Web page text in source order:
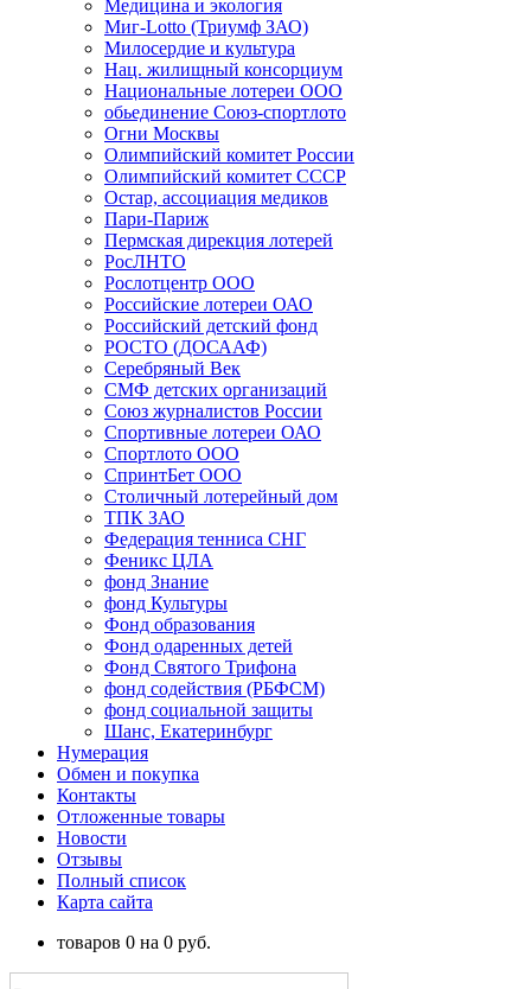
Медицина и экология
Миг-Lotto (Триумф ЗАО)
Милосердие и культура
Нац. жилищный консорциум
Национальные лотереи ООО
обьединение Союз-спортлото
Огни Москвы
Олимпийский комитет России
Олимпийский комитет СССР
Остар, ассоциация медиков
Пари-Париж
Пермская дирекция лотерей
РосЛНТО
Рослотцентр ООО
Российские лотереи ОАО
Российский детский фонд
РОСТО (ДОСААФ)
Серебряный Век
СМФ детских организаций
Союз журналистов России
Спортивные лотереи ОАО
Спортлото ООО
СпринтБет ООО
Столичный лотерейный дом
ТПК ЗАО
Федерация тенниса СНГ
Феникс ЦЛА
фонд Знание
фонд Культуры
Фонд образования
Фонд одаренных детей
Фонд Святого Трифона
фонд содействия (РБФСМ)
фонд социальной защиты
Шанс, Екатеринбург
Нумерация
Обмен и покупка
Контакты
Отложенные товары
Новости
Отзывы
Полный список
Карта сайта
товаров 0 на 0 руб.